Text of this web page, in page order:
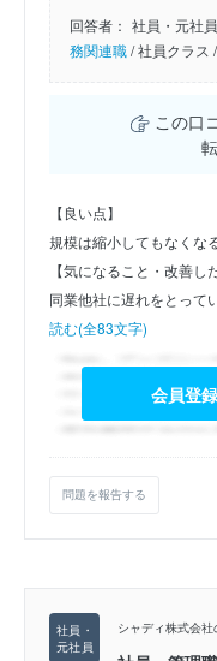
回答者： 社員・元社
務関連職/社員クラス /
この口
【良い点】
規模は縮小してもなくな
【気になること・改善し
同業他社に遅れをとって
読む(全83文字)
会員登
問題を報告する
シャディ株式会